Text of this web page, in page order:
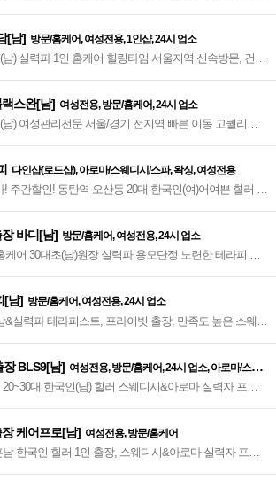
[남] 방문/홈케어, 여성전용, 1인샵, 24시 업소
) 실력파 1인 홈케어 힐링타임 서울지역 신속방문, 건대
스완[남] 여성전용, 방문/홈케어, 24시 업소
) 여성관리전문 서울/경기 전지역 빠른 이동 고퀄리티
다인샵(로드샵), 아로마/스웨디시/스파, 왁싱, 여성전용
주간할인! 동탄역 오산동 20대 한국인(여)어여쁜 힐러 샵
바디[남] 방문/홈케어, 여성전용, 24시 업소
케어 30대초(남)원장 실력파 용모단정 노련한 테라피 만
[남] 방문/홈케어, 여성전용, 24시 업소
실력파 테라피스트, 프라이빗 출장, 만족도 높은 스웨디
장 BLS9[남] 여성전용, 방문/홈케어, 24시 업소, 아로마/스웨
대 한국인(남) 힐러 스웨디시&아로마 실력자 프리
케어프로[남] 여성전용, 방문/홈케어
한국인 힐러 1인 출장, 스웨디시&아로마 실력자 프리